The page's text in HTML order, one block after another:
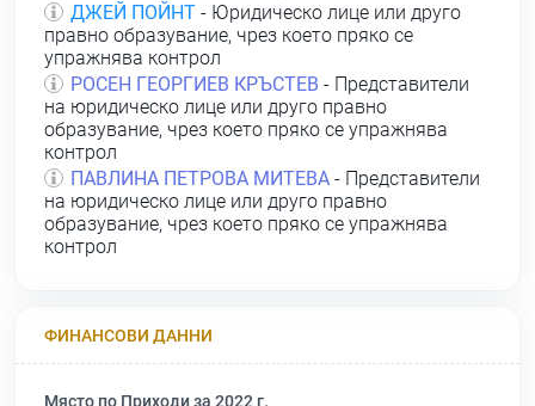
ДЖЕЙ ПОЙНТ - Юридическо лице или друго
правно образувание, чрез което пряко се
упражнява контрол
РОСЕН ГЕОРГИЕВ КРЪСТЕВ - Представители
на юридическо лице или друго правно
образувание, чрез което пряко се упражнява
контрол
ПАВЛИНА ПЕТРОВА МИТЕВА - Представители
на юридическо лице или друго правно
образувание, чрез което пряко се упражнява
контрол
ФИНАНСОВИ ДАННИ
Място по Приходи за 2022 г.